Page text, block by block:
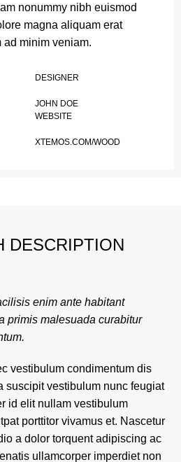
nonummy nibh euismod
magna aliquam erat
ad minim veniam.
DESIGNER
JOHN DOE
WEBSITE
XTEMOS.COM/WOOD
DESCRIPTION
enim ante habitant
primis malesuada curabitur
vestibulum condimentum dis
suscipit vestibulum nunc feugiat
id elit nullam vestibulum
porttitor vivamus et. Nascetur
a dolor torquent adipiscing ac
ullamcorper imperdiet non